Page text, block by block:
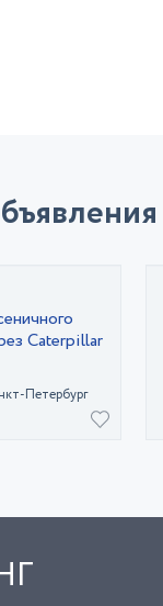
Caterpillar
Петербург